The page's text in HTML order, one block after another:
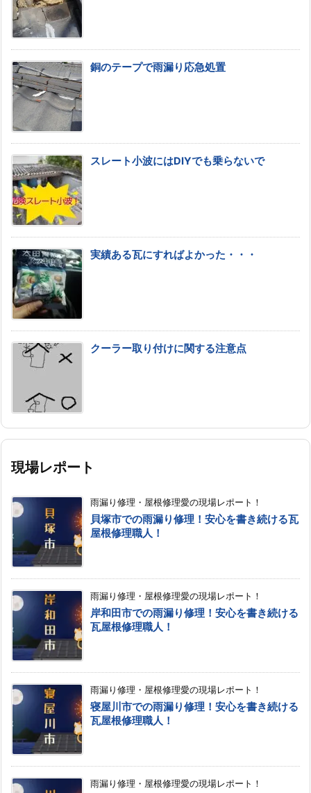
銅のテープで雨漏り応急処置
スレート小波にはDIYでも乗らないで
実績ある瓦にすればよかった・・・
クーラー取り付けに関する注意点
現場レポート
雨漏り修理・屋根修理愛の現場レポート！
貝塚市での雨漏り修理！安心を書き続ける瓦
屋根修理職人！
雨漏り修理・屋根修理愛の現場レポート！
岸和田市での雨漏り修理！安心を書き続ける
瓦屋根修理職人！
雨漏り修理・屋根修理愛の現場レポート！
寝屋川市での雨漏り修理！安心を書き続ける
瓦屋根修理職人！
雨漏り修理・屋根修理愛の現場レポート！